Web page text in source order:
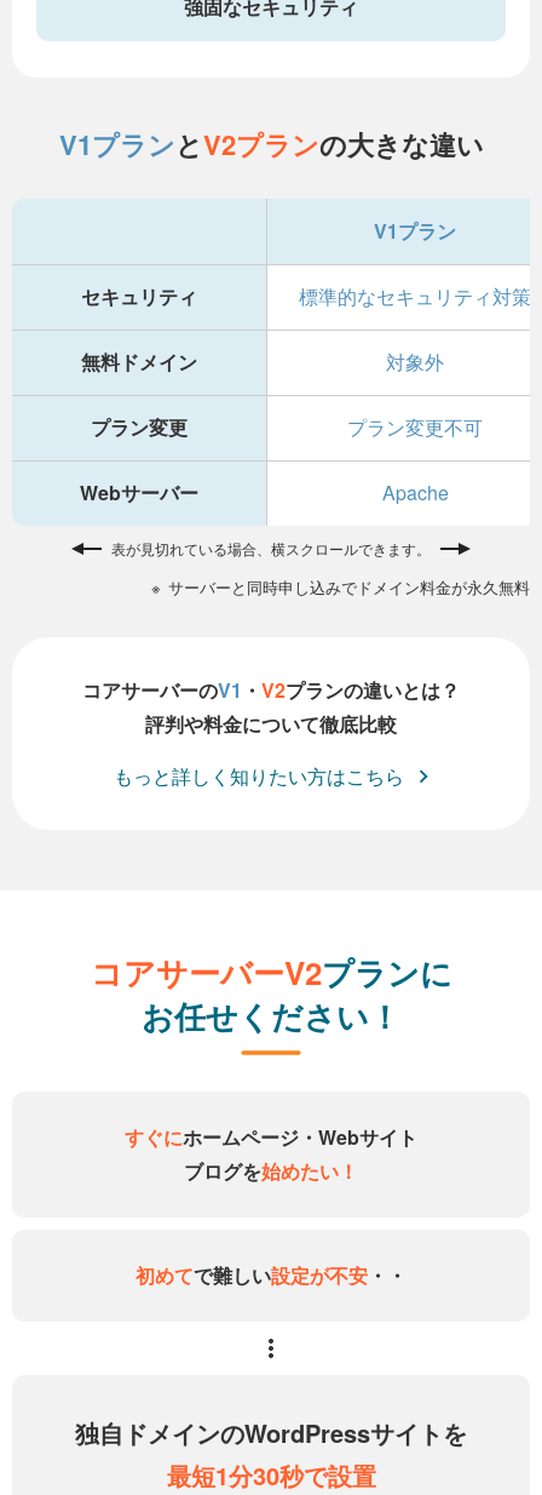
強固なセキュリティ
V1プランとV2プランの大きな違い
V1プラン
セキュリティ 標準的なセキュリティ対策
無料ドメイン 対象外
プラン変更 プラン変更不可
Webサーバー Apache
表が見切れている場合、横スクロールできます。
サーバーと同時申し込みでドメイン料金が永久無料
コアサーバーのV1 ・ V2プランの違いとは？
評判や料金について徹底比較
もっと詳しく知りたい方はこちら
コアサーバーV2プランに
お任せください！
すぐにホームページ・Webサイト
ブログを始めたい！
初めてで難しい設定が不安 ・・
独自ドメインのWordPressサイトを
最短1分30秒で設置